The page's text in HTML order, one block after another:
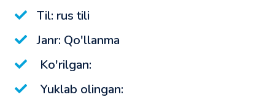
Til: rus tili
Janr: Qo'llanma
Ko'rilgan:
Yuklab olingan: